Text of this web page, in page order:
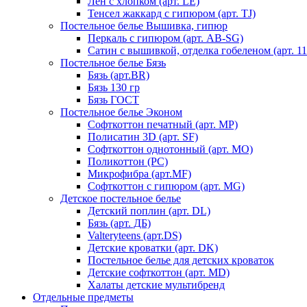
Тенсел жаккард с гипюром (арт. TJ)
Постельное белье Вышивка, гипюр
Перкаль с гипюром (арт. AB-SG)
Сатин с вышивкой, отделка гобеленом (арт.
Постельное белье Бязь
Бязь (арт.BR)
Бязь 130 гр
Бязь ГОСТ
Постельное белье Эконом
Софткоттон печатный (арт. MР)
Полисатин 3D (арт. SF)
Софткоттон однотонный (арт. MO)
Поликоттон (PC)
Микрофибра (арт.MF)
Софткоттон с гипюром (арт. MG)
Детское постельное белье
Детский поплин (арт. DL)
Бязь (арт. ДБ)
Valteryteens (арт.DS)
Детские кроватки (арт. DK)
Постельное белье для детских кроваток
Детские софткоттон (арт. MD)
Халаты детские мультибренд
Отдельные предметы